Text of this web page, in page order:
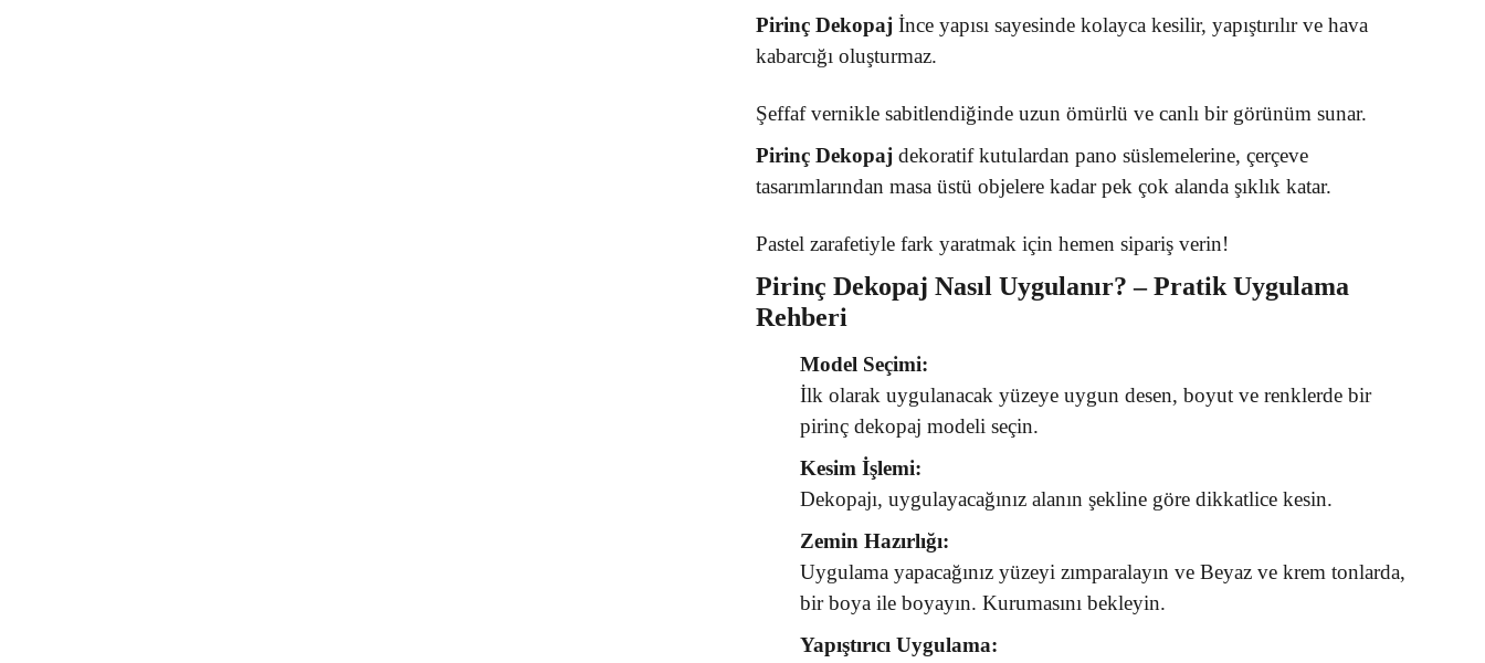
Pirinç Dekopaj İnce yapısı sayesinde kolayca kesilir, yapıştırılır ve hava
kabarcığı oluşturmaz.
Şeffaf vernikle sabitlendiğinde uzun ömürlü ve canlı bir görünüm sunar.
Pirinç Dekopaj dekoratif kutulardan pano süslemelerine, çerçeve
tasarımlarından masa üstü objelere kadar pek çok alanda şıklık katar.
Pastel zarafetiyle fark yaratmak için hemen sipariş verin!
Pirinç Dekopaj Nasıl Uygulanır? – Pratik Uygulama
Rehberi
Model Seçimi:
İlk olarak uygulanacak yüzeye uygun desen, boyut ve renklerde bir
pirinç dekopaj modeli seçin.
Kesim İşlemi:
Dekopajı, uygulayacağınız alanın şekline göre dikkatlice kesin.
Zemin Hazırlığı:
Uygulama yapacağınız yüzeyi zımparalayın ve Beyaz ve krem tonlarda,
bir boya ile boyayın. Kurumasını bekleyin.
Yapıştırıcı Uygulama: